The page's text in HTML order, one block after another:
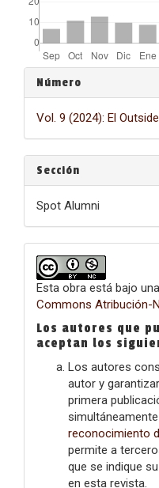
Detalles
del
artículo
Número
Vol. 9 (2024): El
Sección
Spot Alumni
Esta obra está bajo
Commons Atribución-
Los autores que
aceptan los
Los autores
autor y
primera
reconocimiento
permite a
que se indique
en esta revista.